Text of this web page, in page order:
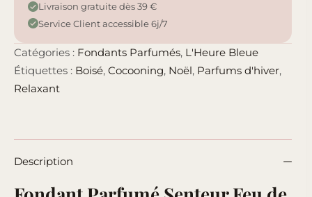
Livraison gratuite dès 39 €
Service Client accessible 6j/7
Catégories : Fondants Parfumés, L'Heure Bleue
Étiquettes : Boisé, Cocooning, Noël, Parfums d'hiver,
Relaxant
Description